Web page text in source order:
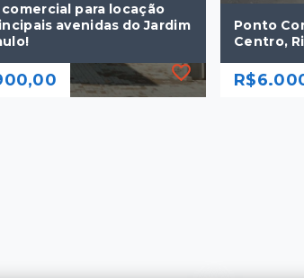
para locação
avenidas do Jardim
Ponto
Centro,